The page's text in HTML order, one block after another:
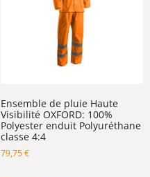
Ensemble de pluie Haute
Visibilité OXFORD: 100%
Polyester enduit Polyuréthane
classe 4:4
79,75€